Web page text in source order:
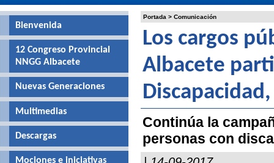
Portada > Comunicación
Los cargos
Albacete
Continúa la
personas con
Bienvenida
12 Congreso Provincial
NNGG Albacete
Nuevas Generaciones
Multimedias
Descargas
Mociones e iniciativas